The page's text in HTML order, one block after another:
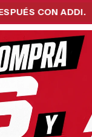
CON ADDI.
Ropa de Hombre